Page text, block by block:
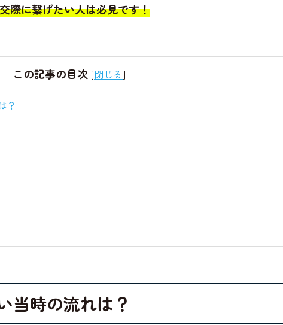
際に繋げたい人は必見です！
この記事の目次 [閉じる ]
？
当時の流れは？